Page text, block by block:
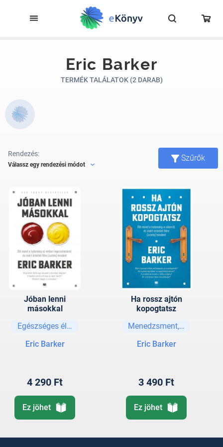
Eric Barker
TERMÉK TALÁLATOK (2 DARAB)
Rendezés:
Válassz egy rendezési módot
Szűrők
Jóban lenni
másokkal
Egészséges életmód
Eric Barker
4 290 Ft
Ez jöhet
Ha rossz ajtón
kopogtatsz
Menedzsment, vezetési
Eric Barker
3 490 Ft
Ez jöhet